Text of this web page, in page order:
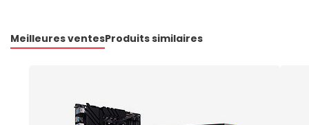
Meilleures ventesProduits similaires